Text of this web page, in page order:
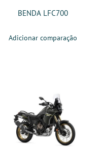
BENDA LFC700
Adicionar comparação